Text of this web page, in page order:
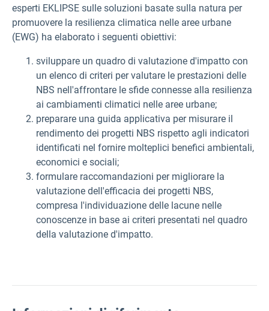
esperti EKLIPSE sulle soluzioni basate sulla natura per
promuovere la resilienza climatica nelle aree urbane
(EWG) ha elaborato i seguenti obiettivi:
sviluppare un quadro di valutazione d'impatto con
un elenco di criteri per valutare le prestazioni delle
NBS nell'affrontare le sfide connesse alla resilienza
ai cambiamenti climatici nelle aree urbane;
preparare una guida applicativa per misurare il
rendimento dei progetti NBS rispetto agli indicatori
identificati nel fornire molteplici benefici ambientali,
economici e sociali;
formulare raccomandazioni per migliorare la
valutazione dell'efficacia dei progetti NBS,
compresa l'individuazione delle lacune nelle
conoscenze in base ai criteri presentati nel quadro
della valutazione d'impatto.